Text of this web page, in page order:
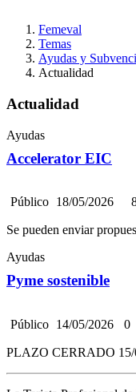
Femeval
Temas
Ayudas y
Actualidad
Actualidad
Ayudas
Accelerator EIC
Público 18/05/2026
Se pueden enviar
Ayudas
Pyme sostenible
Público 14/05/2026 0
PLAZO CERRADO 15/